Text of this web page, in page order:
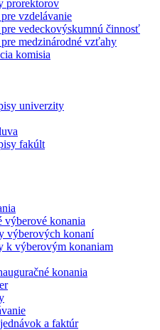
prorektorov
vzdelávanie
vedeckovýskumnú činnosť
medzinárodné vzťahy
komisia
univerzity
fakúlt
výberové konania
výberových konaní
k výberovým konaniam
konania
a faktúr